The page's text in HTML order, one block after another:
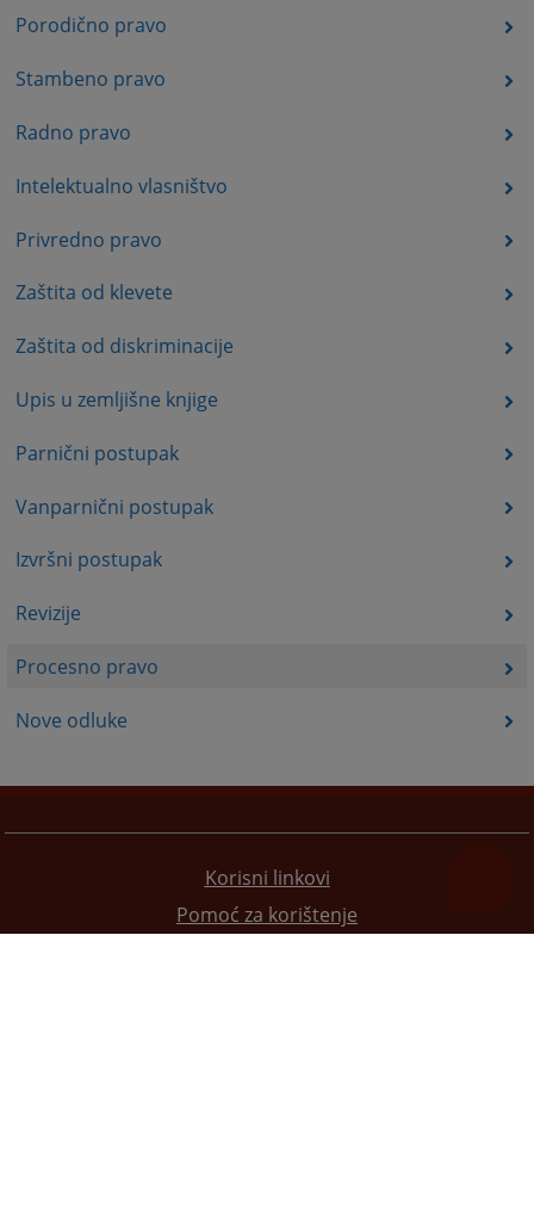
Porodično pravo
Stambeno pravo
Radno pravo
Intelektualno vlasništvo
Privredno pravo
Zaštita od klevete
Zaštita od diskriminacije
Upis u zemljišne knjige
Parnični postupak
Vanparnični postupak
Izvršni postupak
Revizije
Procesno pravo
Nove odluke
Korisni linkovi
Pomoć za korištenje